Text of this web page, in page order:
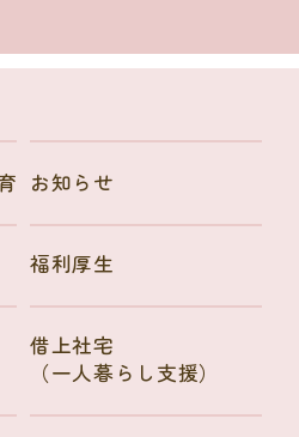
お知らせ
福利厚生
借上社宅
（一人暮らし支援）